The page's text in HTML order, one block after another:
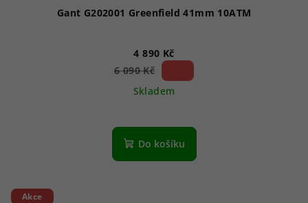
Gant G202001 Greenfield 41mm 10ATM
4 890 Kč
6 090 Kč
Skladem
Do košíku
Akce